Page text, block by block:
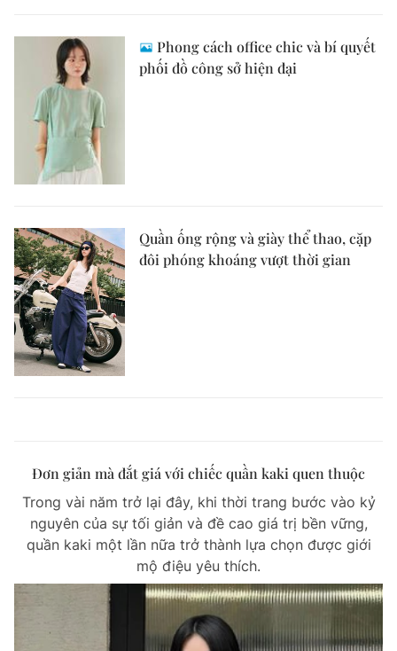
Phong cách office chic và bí quyết
phối đồ công sở hiện đại
Quần ống rộng và giày thể thao, cặp
đôi phóng khoáng vượt thời gian
Đơn giản mà đắt giá với chiếc quần kaki quen thuộc
Trong vài năm trở lại đây, khi thời trang bước vào kỷ
nguyên của sự tối giản và đề cao giá trị bền vững,
quần kaki một lần nữa trở thành lựa chọn được giới
mộ điệu yêu thích.